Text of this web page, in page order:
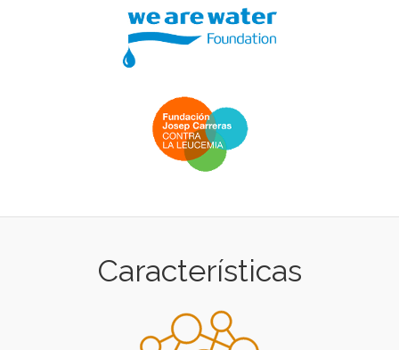
Características